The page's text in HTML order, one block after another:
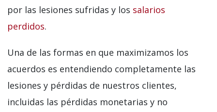
por las lesiones sufridas y los salarios
perdidos.
Una de las formas en que maximizamos los
acuerdos es entendiendo completamente las
lesiones y pérdidas de nuestros clientes,
incluidas las pérdidas monetarias y no